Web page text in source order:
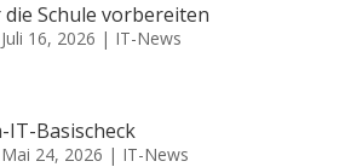
Schule vorbereiten
Juli 16, 2026 | IT-News
Basischeck
Mai 24, 2026 | IT-News